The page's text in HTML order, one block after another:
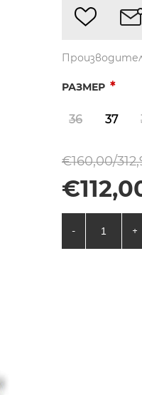
РАЗМЕР *
36 37
€160,00/
- +